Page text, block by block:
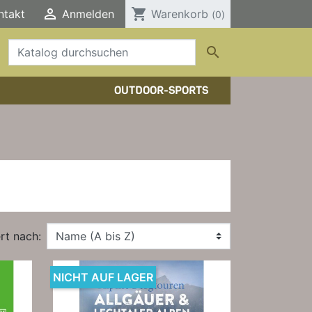
 Anmelden shopping_cart Warenkorb (0)

OUTDOOR-SPORTS
nach:
NICHT AUF LAGER